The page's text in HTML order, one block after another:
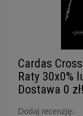
Cardas
Raty 30x0%
Dostawa 0 zł!
Dodaj recenzję: